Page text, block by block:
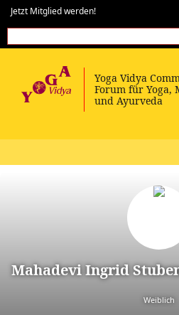
Jetzt Mitglied werden!
Mahadevi Ingrid
Weiblich